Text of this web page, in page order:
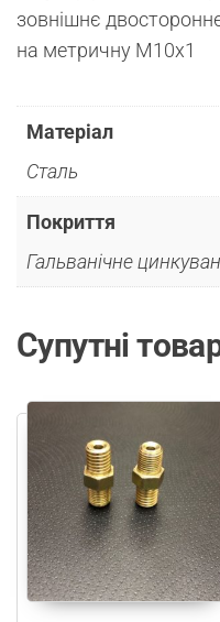
зовнішнє
на метричну М10х1
Матеріал
Сталь
Покриття
Гальванічне
Супутні